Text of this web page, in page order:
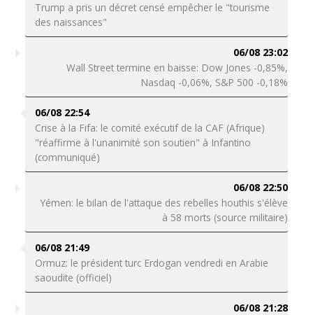
Trump a pris un décret censé empêcher le "tourisme
des naissances"
06/08 23:02
Wall Street termine en baisse: Dow Jones -0,85%,
Nasdaq -0,06%, S&P 500 -0,18%
06/08 22:54
Crise à la Fifa: le comité exécutif de la CAF (Afrique)
"réaffirme à l'unanimité son soutien" à Infantino
(communiqué)
06/08 22:50
Yémen: le bilan de l'attaque des rebelles houthis s'élève
à 58 morts (source militaire)
06/08 21:49
Ormuz: le président turc Erdogan vendredi en Arabie
saoudite (officiel)
06/08 21:28